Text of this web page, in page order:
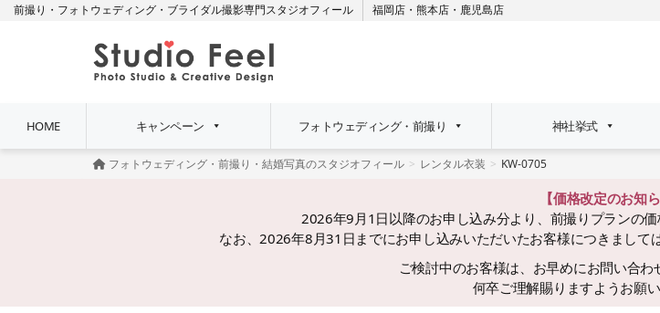
前撮り・フォトウェディング・ブライダル撮影専門スタジオフィール 福岡店 ・ 熊本店 ・ 鹿児島店
HOME キャンペーン フォトウェディング・前撮り 神社挙式
フォトウェディング・前撮り・結婚写真のスタジオフィール レンタル衣装 KW-0705
【価格改定のお知ら
2026年9月1日以降のお申し込み分より、前撮りプランの
なお、2026年8月31日までにお申し込みいただいたお客様につきまして
ご検討中のお客様は、お早めにお問い合わ
何卒ご理解賜りますようお願い